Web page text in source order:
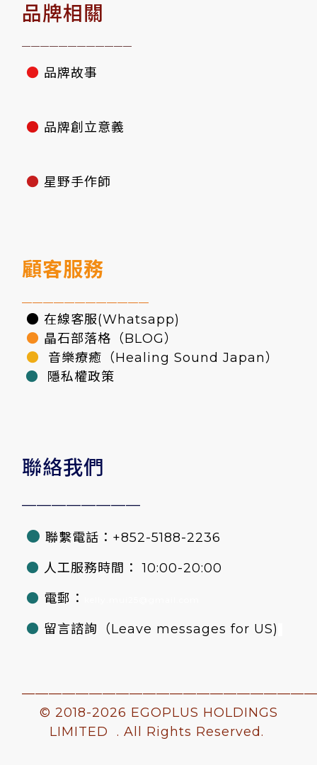
品牌相關
————————————
● 品牌故事
● 品牌創立意義
● 星野手作師
顧客服務
————————————
● 在線客服(Whatsapp)
● 晶石部落格（BLOG）
●
音樂療癒（Healing Sound Japan）
●
隱私權政策
聯絡我們
————————
● 聯繫電話：+852-5188-2236
● 人工服務時間： 10:00-20:00
● 電郵：
● 留言諮詢 （Leave messages for US)
© 2018-2026 EGOPLUS HOLDINGS
LIMITED . All Rights Reserved.